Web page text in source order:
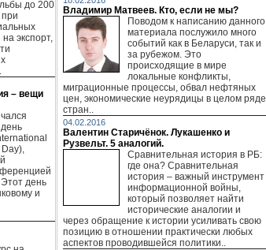
до 200
при
экспорт,
– вещи
день
и
Владимир Матвеев. Кто, если не мы?
Поводом к написанию данного
материала послужило много
событий как в Беларуси, так и
за рубежом. Это
происходящие в мире
локальные конфликты,
миграционные процессы, обвал нефтяных
цен, экономические неурядицы в целом ряде
стран..
04.02.2016
Валентин Старичёнок. Лукашенко и
Рузвельт. 5 аналогий.
Сравнительная история в РБ:
где она? Сравнительная
история – важный инструмент
информационной войны,
который позволяет найти
исторические аналогии и
через обращение к истории усиливать свою
позицию в отношении практически любых
аспектов проводившейся политики..